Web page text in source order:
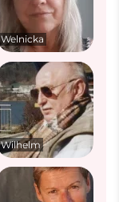
Welnicka
Wilhelm